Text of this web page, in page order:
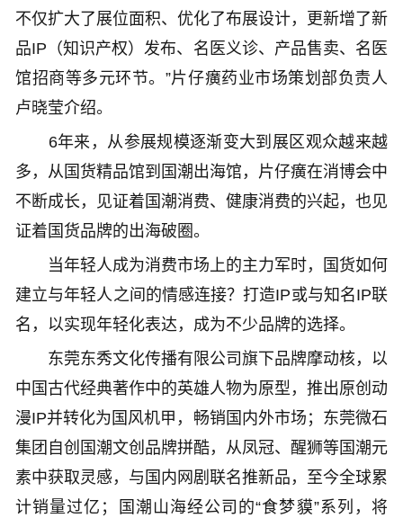
不仅扩大了展位面积、优化了布展设计，更新增了新
品IP（知识产权）发布、名医义诊、产品售卖、名医
馆招商等多元环节。”片仔癀药业市场策划部负责人
卢晓莹介绍。
6年来，从参展规模逐渐变大到展区观众越来越
多，从国货精品馆到国潮出海馆，片仔癀在消博会中
不断成长，见证着国潮消费、健康消费的兴起，也见
证着国货品牌的出海破圈。
当年轻人成为消费市场上的主力军时，国货如何
建立与年轻人之间的情感连接？打造IP或与知名IP联
名，以实现年轻化表达，成为不少品牌的选择。
东莞东秀文化传播有限公司旗下品牌摩动核，以
中国古代经典著作中的英雄人物为原型，推出原创动
漫IP并转化为国风机甲，畅销国内外市场；东莞微石
集团自创国潮文创品牌拼酷，从凤冠、醒狮等国潮元
素中获取灵感，与国内网剧联名推新品，至今全球累
计销量过亿；国潮山海经公司的“食梦貘”系列，将